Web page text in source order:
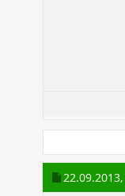
22.09.2013,